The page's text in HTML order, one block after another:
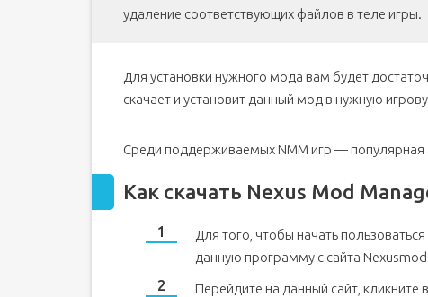
удаление соответствующих файлов в теле игры.
Для установки нужного мода вам будет
скачает и установит данный мод в нужную
Среди поддерживаемых NMM игр — популярная
Как скачать Nexus Mod
Для того, чтобы начать
данную программу с сайта
Перейдите на данный сайт,